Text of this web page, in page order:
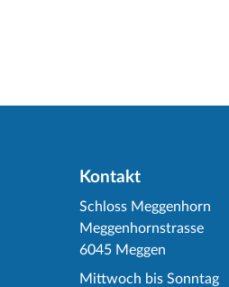
Kontakt
Schloss Meggenhorn
Meggenhornstrasse
6045 Meggen
Mittwoch bis Sonntag